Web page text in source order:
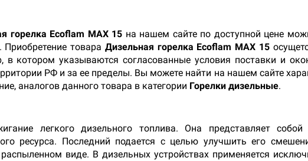
горелка Ecoflam MAX 15 на нашем сайте по доступной цене
товара Дизельная горелка Ecoflam MAX 15
котором указываются согласованные условия поставки и
РФ и за ее пределы. Вы можете найти на нашем сайте
аналогов данного товара в категории Горелки дизельные.
легкого дизельного топлива. Она представляет
ресурса. Последний подается с целью улучшить его
виде. В дизельных устройствах применяется